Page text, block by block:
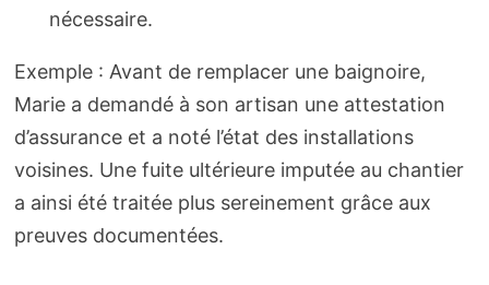
nécessaire.
Exemple : Avant de remplacer une baignoire,
Marie a demandé à son artisan une attestation
d’assurance et a noté l’état des installations
voisines. Une fuite ultérieure imputée au chantier
a ainsi été traitée plus sereinement grâce aux
preuves documentées.